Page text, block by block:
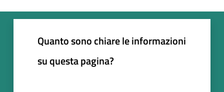
Quanto sono chiare le informazioni
su questa pagina?